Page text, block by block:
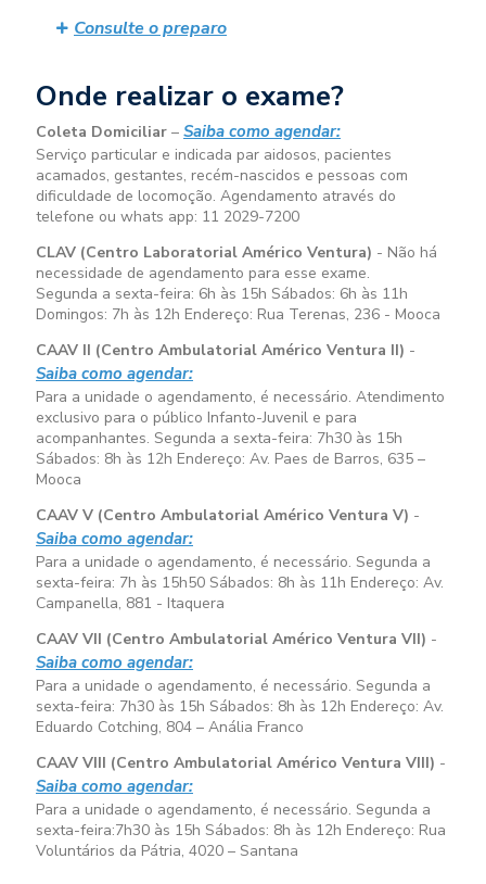
Consulte o preparo
Onde realizar o exame?
Coleta Domiciliar – Saiba como agendar:
Serviço particular e indicada par aidosos, pacientes
acamados, gestantes, recém-nascidos e pessoas com
dificuldade de locomoção. Agendamento através do
telefone ou whats app: 11 2029-7200
CLAV (Centro Laboratorial Américo Ventura) - Não há
necessidade de agendamento para esse exame.
Segunda a sexta-feira: 6h às 15h Sábados: 6h às 11h
Domingos: 7h às 12h Endereço: Rua Terenas, 236 - Mooca
CAAV II (Centro Ambulatorial Américo Ventura II) -
Saiba como agendar:
Para a unidade o agendamento, é necessário. Atendimento
exclusivo para o público Infanto-Juvenil e para
acompanhantes. Segunda a sexta-feira: 7h30 às 15h
Sábados: 8h às 12h Endereço: Av. Paes de Barros, 635 –
Mooca
CAAV V (Centro Ambulatorial Américo Ventura V) -
Saiba como agendar:
Para a unidade o agendamento, é necessário. Segunda a
sexta-feira: 7h às 15h50 Sábados: 8h às 11h Endereço: Av.
Campanella, 881 - Itaquera
CAAV VII (Centro Ambulatorial Américo Ventura VII) -
Saiba como agendar:
Para a unidade o agendamento, é necessário. Segunda a
sexta-feira: 7h30 às 15h Sábados: 8h às 12h Endereço: Av.
Eduardo Cotching, 804 – Anália Franco
CAAV VIII (Centro Ambulatorial Américo Ventura VIII) -
Saiba como agendar:
Para a unidade o agendamento, é necessário. Segunda a
sexta-feira:7h30 às 15h Sábados: 8h às 12h Endereço: Rua
Voluntários da Pátria, 4020 – Santana